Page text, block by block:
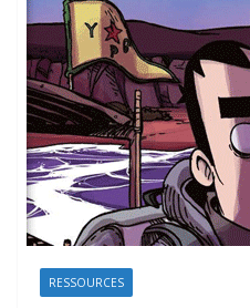
RESSOURCES